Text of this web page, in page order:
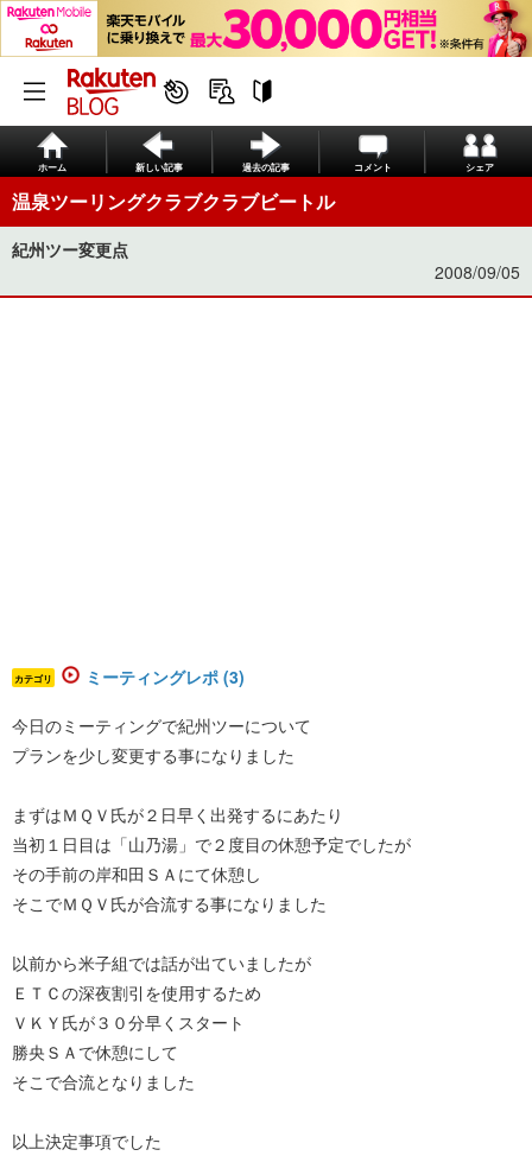
ホーム 新しい記事 過去の記事 コメント シェア
温泉ツーリングクラブクラブビートル
紀州ツー変更点
2008/09/05
カテゴリ ミーティングレポ (3)
今日のミーティングで紀州ツーについて
プランを少し変更する事になりました
まずはＭＱＶ氏が２日早く出発するにあたり
当初１日目は「山乃湯」で２度目の休憩予定でしたが
その手前の岸和田ＳＡにて休憩し
そこでＭＱＶ氏が合流する事になりました
以前から米子組では話が出ていましたが
ＥＴＣの深夜割引を使用するため
ＶＫＹ氏が３０分早くスタート
勝央ＳＡで休憩にして
そこで合流となりました
以上決定事項でした